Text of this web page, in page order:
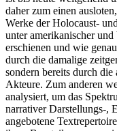
daher zum einen
Werke der Holocaust-
unter amerikanischer
erschienen und wie
durch die damalige
sondern bereits durch
Akteure. Zum anderen
analysiert, um das
narrativer Darstellungs-,
angebotene